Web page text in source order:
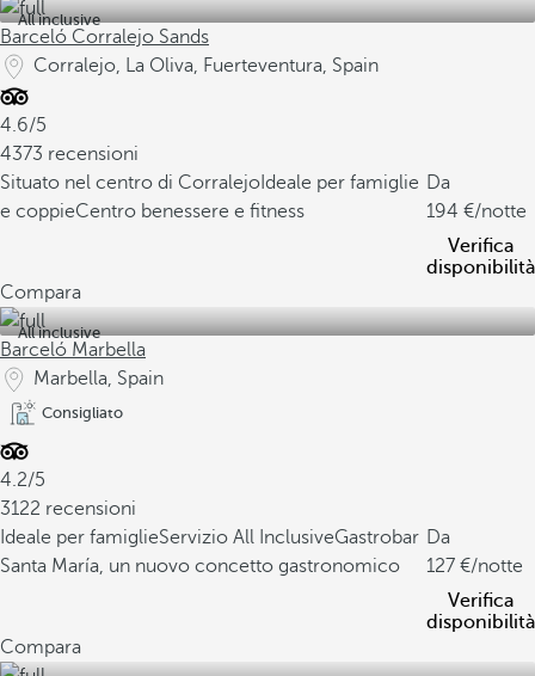
All inclusive
Barceló Corralejo Sands
Corralejo, La Oliva, Fuerteventura, Spain
4.6/5
4373 recensioni
Situato nel centro di Corralejo Ideale per famiglie
e coppieCentro benessere e fitness
Da
194
/notte
Verifica
disponibilità
Compara
All inclusive
Barceló Marbella
Marbella, Spain
Consigliato
4.2/5
3122 recensioni
Ideale per famiglieServizio All InclusiveGastrobar
Santa María, un nuovo concetto gastronomico
Da
127
/notte
Verifica
disponibilità
Compara